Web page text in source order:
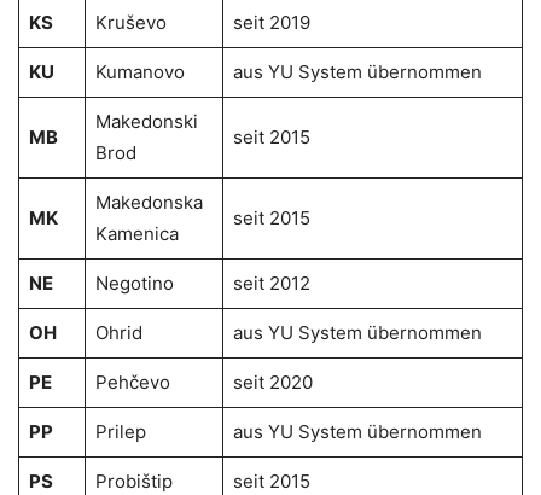
KS Kruševo seit 2019
KU Kumanovo aus YU System übernommen
MB
Makedonski
Brod
seit 2015
MK
Makedonska
Kamenica
seit 2015
NE Negotino seit 2012
OH Ohrid aus YU System übernommen
PE Pehčevo seit 2020
PP Prilep aus YU System übernommen
PS Probištip seit 2015